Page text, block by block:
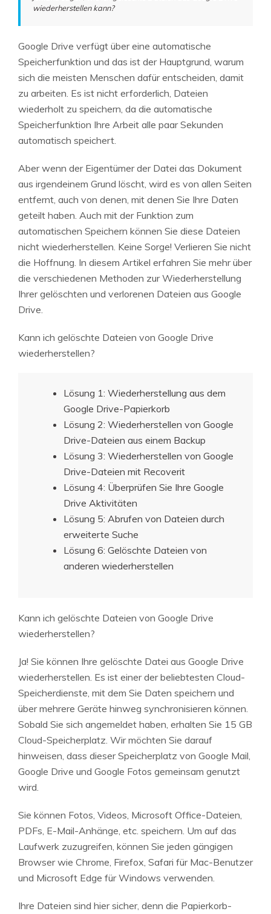
wiederherstellen kann?
Google Drive verfügt über eine automatische
Speicherfunktion und das ist der Hauptgrund, warum
sich die meisten Menschen dafür entscheiden, damit
zu arbeiten. Es ist nicht erforderlich, Dateien
wiederholt zu speichern, da die automatische
Speicherfunktion Ihre Arbeit alle paar Sekunden
automatisch speichert.
Aber wenn der Eigentümer der Datei das Dokument
aus irgendeinem Grund löscht, wird es von allen Seiten
entfernt, auch von denen, mit denen Sie Ihre Daten
geteilt haben. Auch mit der Funktion zum
automatischen Speichern können Sie diese Dateien
nicht wiederherstellen. Keine Sorge! Verlieren Sie nicht
die Hoffnung. In diesem Artikel erfahren Sie mehr über
die verschiedenen Methoden zur Wiederherstellung
Ihrer gelöschten und verlorenen Dateien aus Google
Drive.
Kann ich gelöschte Dateien von Google Drive
wiederherstellen?
Lösung 1: Wiederherstellung aus dem
Google Drive-Papierkorb
Lösung 2: Wiederherstellen von Google
Drive-Dateien aus einem Backup
Lösung 3: Wiederherstellen von Google
Drive-Dateien mit Recoverit
Lösung 4: Überprüfen Sie Ihre Google
Drive Aktivitäten
Lösung 5: Abrufen von Dateien durch
erweiterte Suche
Lösung 6: Gelöschte Dateien von
anderen wiederherstellen
Kann ich gelöschte Dateien von Google Drive
wiederherstellen?
Ja! Sie können Ihre gelöschte Datei aus Google Drive
wiederherstellen. Es ist einer der beliebtesten Cloud-
Speicherdienste, mit dem Sie Daten speichern und
über mehrere Geräte hinweg synchronisieren können.
Sobald Sie sich angemeldet haben, erhalten Sie 15 GB
Cloud-Speicherplatz. Wir möchten Sie darauf
hinweisen, dass dieser Speicherplatz von Google Mail,
Google Drive und Google Fotos gemeinsam genutzt
wird.
Sie können Fotos, Videos, Microsoft Office-Dateien,
PDFs, E-Mail-Anhänge, etc. speichern. Um auf das
Laufwerk zuzugreifen, können Sie jeden gängigen
Browser wie Chrome, Firefox, Safari für Mac-Benutzer
und Microsoft Edge für Windows verwenden.
Ihre Dateien sind hier sicher, denn die Papierkorb-